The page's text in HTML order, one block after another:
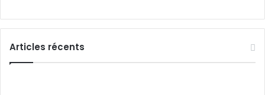
Articles récents